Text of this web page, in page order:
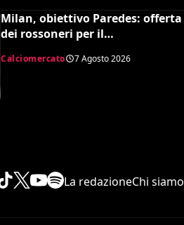
Milan, obiettivo Paredes: offerta
dei rossoneri per il
Calciomercato 7 Agosto 2026
La redazioneChi siamo